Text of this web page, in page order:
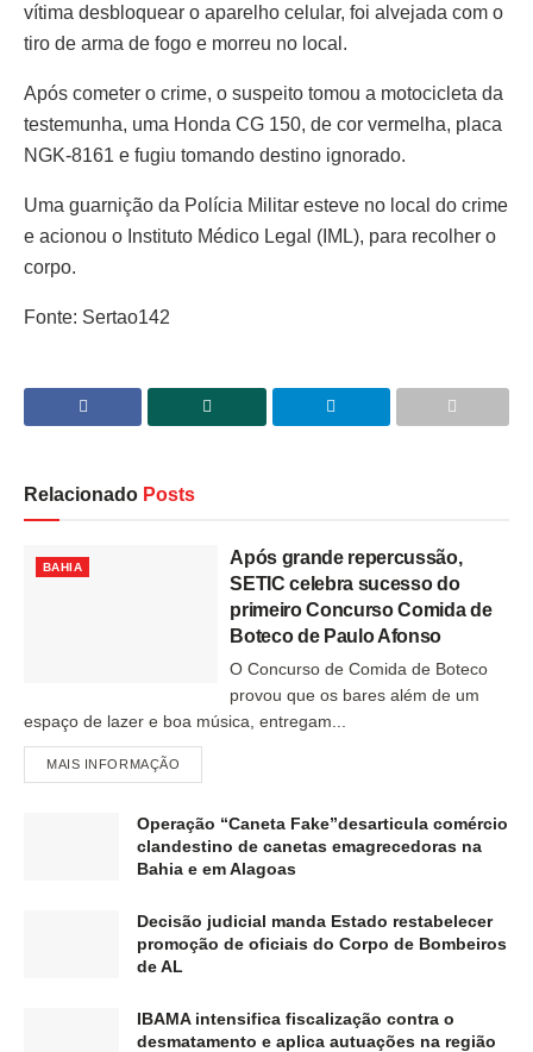
vítima desbloquear o aparelho celular, foi alvejada com o
tiro de arma de fogo e morreu no local.
Após cometer o crime, o suspeito tomou a motocicleta da
testemunha, uma Honda CG 150, de cor vermelha, placa
NGK-8161 e fugiu tomando destino ignorado.
Uma guarnição da Polícia Militar esteve no local do crime
e acionou o Instituto Médico Legal (IML), para recolher o
corpo.
Fonte: Sertao142
Relacionado Posts
BAHIA
Após grande repercussão,
SETIC celebra sucesso do
primeiro Concurso Comida de
Boteco de Paulo Afonso
O Concurso de Comida de Boteco
provou que os bares além de um
espaço de lazer e boa música, entregam...
MAIS INFORMAÇÃO
Operação “Caneta Fake”desarticula comércio
clandestino de canetas emagrecedoras na
Bahia e em Alagoas
Decisão judicial manda Estado restabelecer
promoção de oficiais do Corpo de Bombeiros
de AL
IBAMA intensifica fiscalização contra o
desmatamento e aplica autuações na região